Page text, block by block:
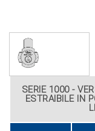
SERIE 1000 -
ESTRAIBILE IN